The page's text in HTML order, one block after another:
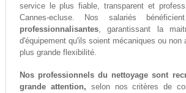
service le plus fiable, transparent et
Cannes-ecluse. Nos salariés
professionnalisantes, garantissant la
d'équipement qu'ils soient mécaniques ou non
plus grande flexibilité.
Nos professionnels du nettoyage sont
grande attention, selon nos critères de